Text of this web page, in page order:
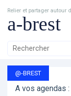
Relier et partager autour
a-brest
@-BREST
A vos agendas